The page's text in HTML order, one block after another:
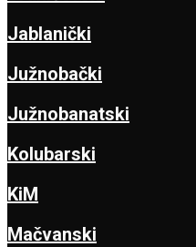
Jablanički
Južnobački
Južnobanatski
Kolubarski
KiM
Mačvanski